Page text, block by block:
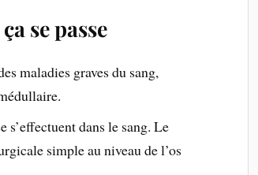
se passe
maladies graves du sang,
s’effectuent dans le sang. Le
simple au niveau de l’os